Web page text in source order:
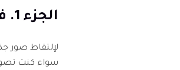
الجزء 1. فن التصوير في الهواء الطلق لكل مشهد
لإلتقاط صور
سواء كنت